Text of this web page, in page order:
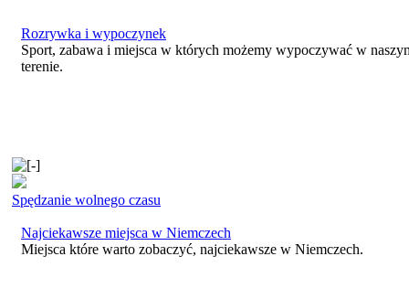
Rozrywka i wypoczynek
Sport, zabawa i miejsca w których możemy wypoczywać w
terenie.
Spędzanie wolnego czasu
Najciekawsze miejsca w Niemczech
Miejsca które warto zobaczyć, najciekawsze w Niemczech.